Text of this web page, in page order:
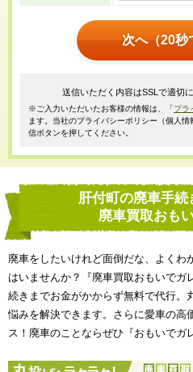
次へ（20秒
送信いただく内容はSSLで適切
※ご入力いただいたお客様の情報は、「プラ
ます。当社のプライバシーポリシー（個人
信ボタンを押してください。
肝付町の廃車手続
廃車買取おも
廃車をしたいけれど面倒だな、よくわ
はいませんか？『廃車買取おもいでガ
続きまでお金がかからず無料で代行。
悩みを解決できます。さらに愛車の高
ス！廃車のことならぜひ『おもいでガ